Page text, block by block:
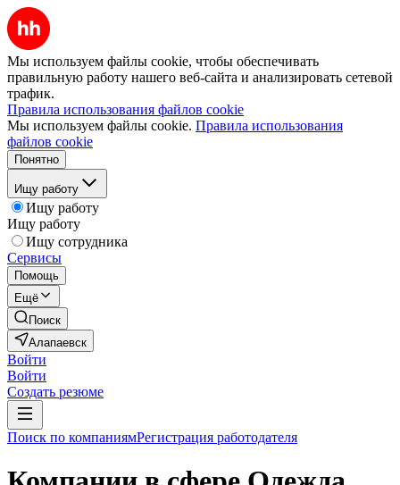
Мы используем файлы cookie, чтобы обеспечивать
правильную работу нашего веб-сайта и анализировать сетевой
трафик.
Правила использования файлов cookie
Мы используем файлы cookie. Правила использования
файлов cookie
Понятно
Ищу работу
Ищу работу
Ищу работу
Ищу сотрудника
Сервисы
Помощь
Ещё
Поиск
Алапаевск
Войти
Войти
Создать резюме
Поиск по компаниямРегистрация работодателя